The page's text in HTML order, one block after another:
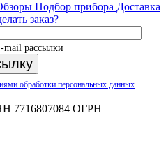
Подбор прибора Доставка
заказ?
mail рассылки
обработки персональных данных
ОГРН